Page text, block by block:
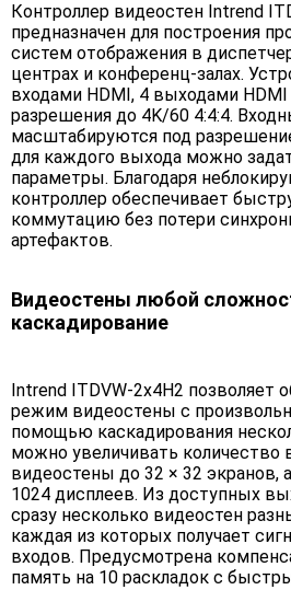
Контроллер видеостен Intrend
предназначен для построения
систем отображения в
центрах и конференц-залах.
входами HDMI, 4 выходами
разрешения до 4K/60 4:4:4.
масштабируются под
для каждого выхода можно
параметры. Благодаря
контроллер обеспечивает
коммутацию без потери
артефактов.
Видеостены любой
каскадирование
Intrend ITDVW-2x4H2 позволяет
режим видеостены с
помощью каскадирования
можно увеличивать количество
видеостены до 32 × 32 экранов,
1024 дисплеев. Из доступных
сразу несколько видеостен
каждая из которых получает
входов. Предусмотрена
память на 10 раскладок с